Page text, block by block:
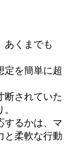
あくまでも
定を簡単に超
断されていた
するかは、マ
と柔軟な行動